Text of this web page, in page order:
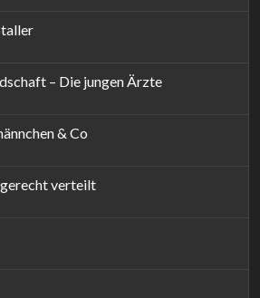
– Die jungen Ärzte
& Co
verteilt